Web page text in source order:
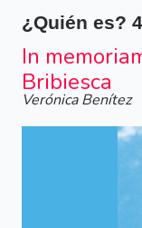
¿Quién es?
In
Bribiesca
Verónica Benítez